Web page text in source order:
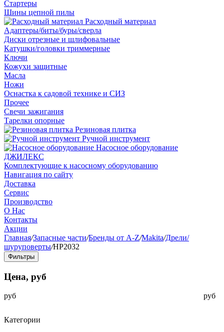
Стартеры
Шины цепной пилы
Расходный материал
Адаптеры/биты/буры/сверла
Диски отрезные и шлифовальные
Катушки/головки триммерные
Ключи
Кожухи защитные
Масла
Ножи
Оснастка к садовой технике и СИЗ
Прочее
Свечи зажигания
Тарелки опорные
Резиновая плитка
Ручной инструмент
Насосное оборудование
ДЖИЛЕКС
Комплектующие к насосному оборудованию
Навигация по сайту
Доставка
Сервис
Производство
О Нас
Контакты
Акции
Главная/Запасные части/Бренды от A-Z/Makita/Дрели/
шуруповерты/HP2032
Фильтры
Цена, руб
руб руб
Категории